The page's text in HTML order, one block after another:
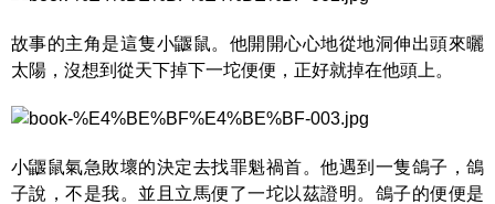
故事的主角是這隻小鼴鼠。他開開心心地從地洞伸出頭來曬
太陽，沒想到從天下掉下一坨便便，正好就掉在他頭上。
小鼴鼠氣急敗壞的決定去找罪魁禍首。他遇到一隻鴿子，鴿
子說，不是我。並且立馬便了一坨以茲證明。鴿子的便便是